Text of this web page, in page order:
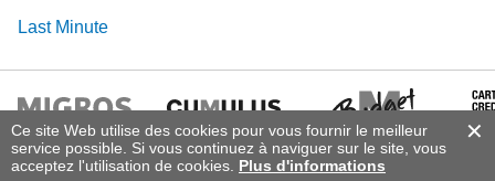
Ce site Web utilise des cookies pour vous fournir le meilleur
service possible. Si vous continuez à naviguer sur le site, vous
acceptez l'utilisation de cookies. Plus d'informations
Last Minute
© 2026 Vacances Migros, DERTOUR Suisse SA